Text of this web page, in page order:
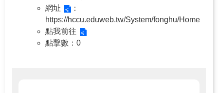
網址
：
https://hccu.eduweb.tw/System/fonghu/Home/
點我前往
點擊數 ：0